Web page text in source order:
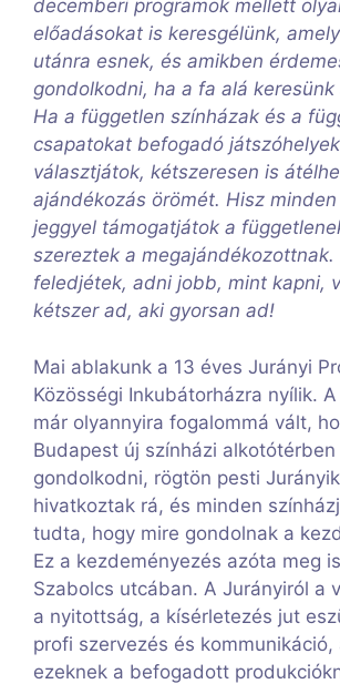
decemberi programok mellett
előadásokat is keresgélünk,
utánra esnek, és amikben
gondolkodni, ha a fa alá
Ha a független színházak és a
csapatokat befogadó
választjátok, kétszeresen is
ajándékozás örömét. Hisz
jeggyel támogatjátok a
szereztek a megajándékozottnak.
feledjétek, adni jobb, mint kapni,
kétszer ad, aki gyorsan ad!
Mai ablakunk a 13 éves Jurányi
Közösségi Inkubátorházra nyílik.
már olyannyira fogalommá vált,
Budapest új színházi
gondolkodni, rögtön pesti
hivatkoztak rá, és minden
tudta, hogy mire gondolnak a
Ez a kezdeményezés azóta meg
Szabolcs utcában. A Jurányiról a
a nyitottság, a kísérletezés jut
profi szervezés és kommunikáció,
ezeknek a befogadott